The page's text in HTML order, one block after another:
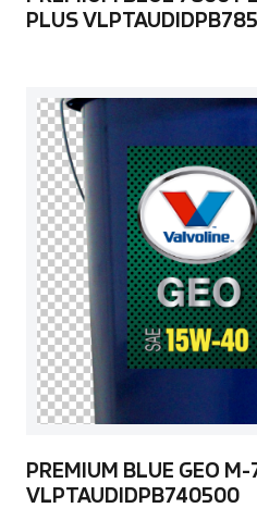
PLUS
PREMIUM BLUE GEO
VLPTAUDIDPB740500